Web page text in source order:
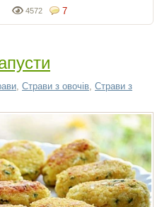
7
4572
Страви з овочів Страви з